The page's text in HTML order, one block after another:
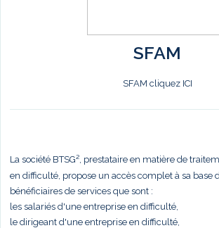
SFAM
SFAM cliquez ICI
La société BTSG², prestataire en matière de
en difficulté, propose un accès complet à sa base
bénéficiaires de services que sont :
les salariés d'une entreprise en difficulté,
le dirigeant d'une entreprise en difficulté,